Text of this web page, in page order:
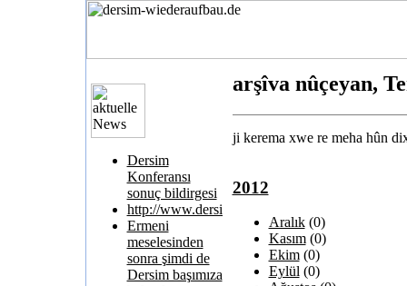
Dersim
Konferansı
sonuç bildirgesi
http://www.dersimkatliami.com/
Ermeni
meselesinden
sonra şimdi de
Dersim başımıza
arşîva nûçeyan,
ji kerema xwe re meha hûn
2012
Aralık (0)
Kasım (0)
Ekim (0)
Eylül (0)